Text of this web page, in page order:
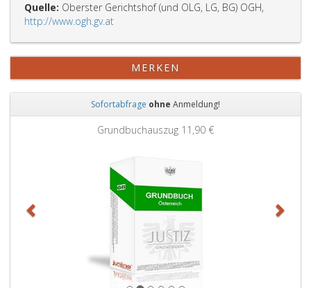
Quelle: Oberster Gerichtshof (und OLG, LG, BG) OGH,
http://www.ogh.gv.at
MERKEN
Sofortabfrage ohne Anmeldung!
Grundbuchauszug 11,90 €